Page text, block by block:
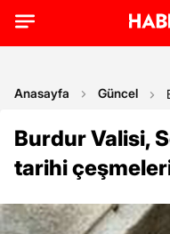
Anasayfa Güncel
Burdur Valisi,
tarihi